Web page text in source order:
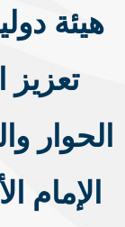
هيئة
الحوار
الإمام